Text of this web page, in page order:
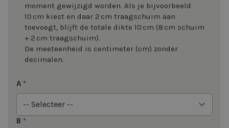
moment gewijzigd worden. Als je bijvoorbeeld
10 cm kiest en daar 2 cm traagschuim aan
toevoegt, blijft de totale dikte 10 cm (8 cm schuim
+ 2 cm traagschuim).
De meeteenheid is centimeter (cm) zonder
decimalen.
A *
B *